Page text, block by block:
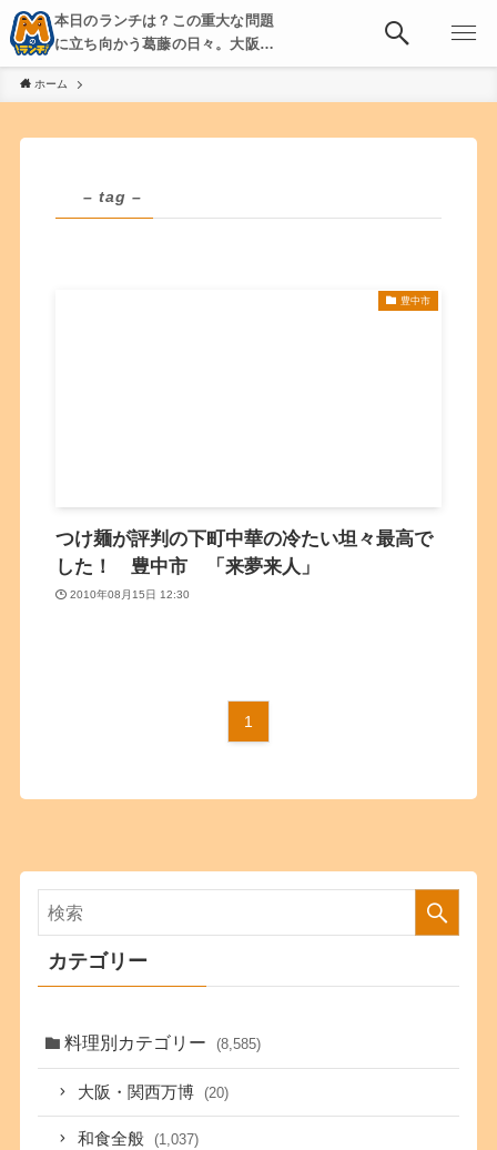
本日のランチは？この重大な問題
に立ち向かう葛藤の日々。大阪・
京都・神戸を中心とした食べ歩
き、飲み歩きを綴る。
ホーム
– tag –
豊中市
つけ麺が評判の下町中華の冷たい坦々最高で
した！ 豊中市 「来夢来人」
2010年08月15日 12:30
1
カテゴリー
料理別カテゴリー (8,585)
大阪・関西万博 (20)
和食全般 (1,037)